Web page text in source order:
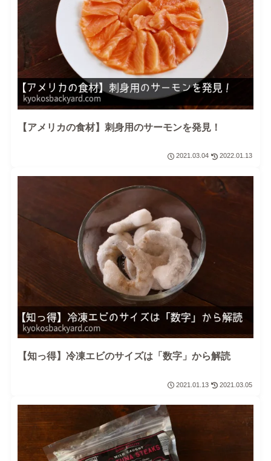
【アメリカの食材】刺身用のサーモンを発見！
2021.03.04 2022.01.13
【知っ得】冷凍エビのサイズは「数字」から解読
2021.01.13 2021.03.05